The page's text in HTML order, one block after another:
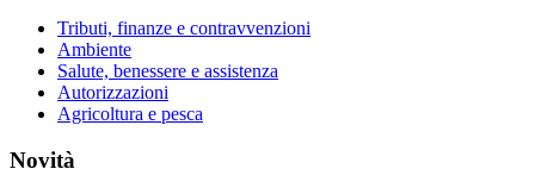
Tributi, finanze e contravvenzioni
Ambiente
Salute, benessere e assistenza
Autorizzazioni
Agricoltura e pesca
Novità